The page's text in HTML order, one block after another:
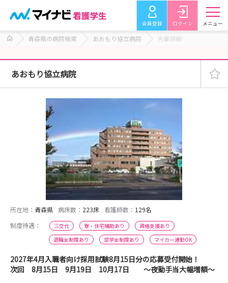
会員登録 ログイン メニュー
青森県の病院検索 あおもり協立病院 先輩詳細
あおもり協立病院
所在地： 青森県 病床数： 223床 看護師数： 129名
制度待遇：
三交代 寮・住宅補助あり
資格支援あり
退職金制度あり
奨学金制度あり マイカー通勤OK
2027年4月入職者向け採用試験8月15日分の応募受付開始！
次回 8月15日 9月19日 10月17日 ～夜勤手当大幅増額～